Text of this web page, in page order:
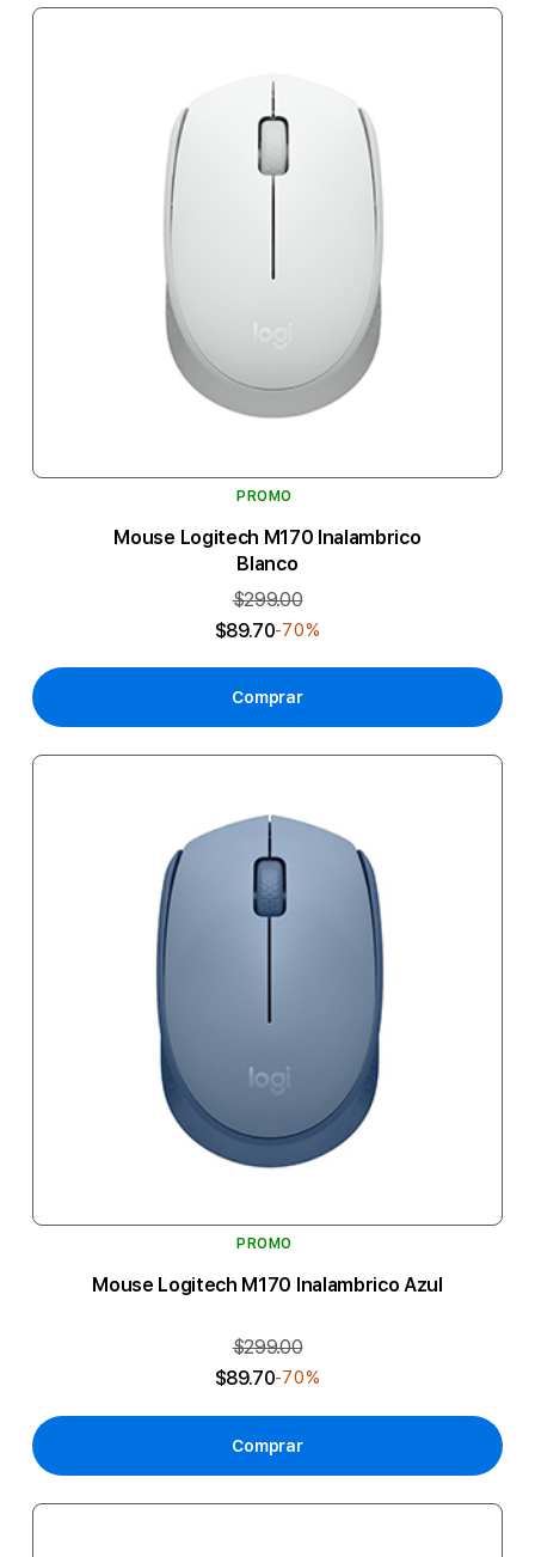
PROMO
Mouse Logitech M170 Inalambrico
Blanco
$299.00
$89.70-70%
Comprar
PROMO
Mouse Logitech M170 Inalambrico Azul
$299.00
$89.70-70%
Comprar